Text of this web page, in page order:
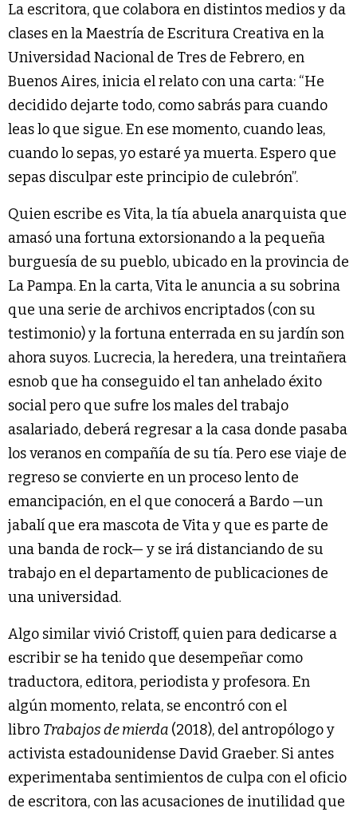
La escritora, que colabora en distintos medios y da
clases en la Maestría de Escritura Creativa en la
Universidad Nacional de Tres de Febrero, en
Buenos Aires, inicia el relato con una carta: “He
decidido dejarte todo, como sabrás para cuando
leas lo que sigue. En ese momento, cuando leas,
cuando lo sepas, yo estaré ya muerta. Espero que
sepas disculpar este principio de culebrón”.
Quien escribe es Vita, la tía abuela anarquista que
amasó una fortuna extorsionando a la pequeña
burguesía de su pueblo, ubicado en la provincia de
La Pampa. En la carta, Vita le anuncia a su sobrina
que una serie de archivos encriptados (con su
testimonio) y la fortuna enterrada en su jardín son
ahora suyos. Lucrecia, la heredera, una treintañera
esnob que ha conseguido el tan anhelado éxito
social pero que sufre los males del trabajo
asalariado, deberá regresar a la casa donde pasaba
los veranos en compañía de su tía. Pero ese viaje de
regreso se convierte en un proceso lento de
emancipación, en el que conocerá a Bardo —un
jabalí que era mascota de Vita y que es parte de
una banda de rock— y se irá distanciando de su
trabajo en el departamento de publicaciones de
una universidad.
Algo similar vivió Cristoff, quien para dedicarse a
escribir se ha tenido que desempeñar como
traductora, editora, periodista y profesora. En
algún momento, relata, se encontró con el
libro Trabajos de mierda (2018), del antropólogo y
activista estadounidense David Graeber. Si antes
experimentaba sentimientos de culpa con el oficio
de escritora, con las acusaciones de inutilidad que